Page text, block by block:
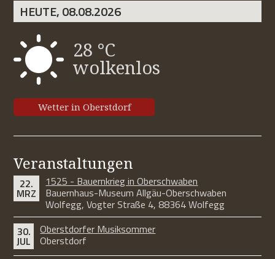
HEUTE, 08.08.2026
28 °C
wolkenlos
Wetter in Oberstdorf
Veranstaltungen
22.
MRZ
1525 - Bauernkrieg in Oberschwaben
Bauernhaus-Museum Allgäu-Oberschwaben
Wolfegg, Vogter Straße 4, 88364 Wolfegg
30.
JUL
Oberstdorfer Musiksommer
Oberstdorf